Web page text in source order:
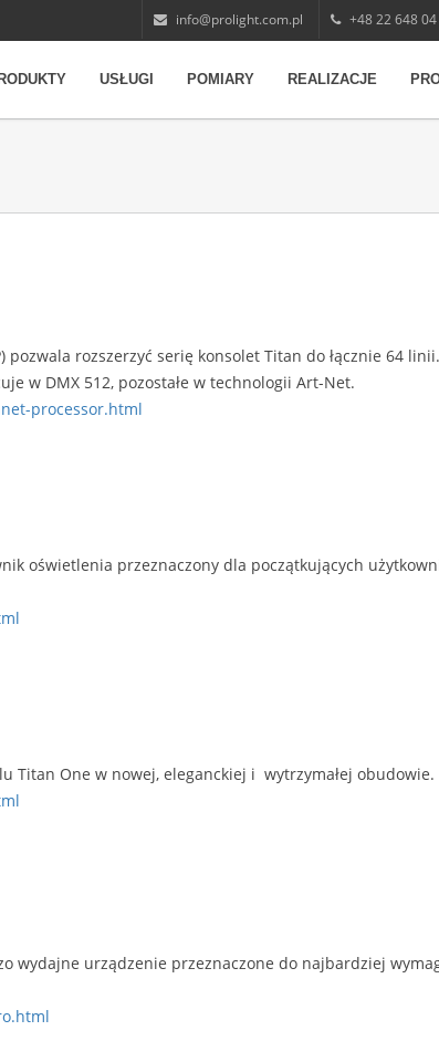
info@prolight.com.pl +48 22 648
USŁUGI POMIARY REALIZACJE
pozwala rozszerzyć serię konsolet Titan do łącznie 64
w DMX 512, pozostałe w technologii Art-Net.
processor.html
oświetlenia przeznaczony dla początkujących
Titan One w nowej, eleganckiej i wytrzymałej obudowie.
wydajne urządzenie przeznaczone do najbardziej